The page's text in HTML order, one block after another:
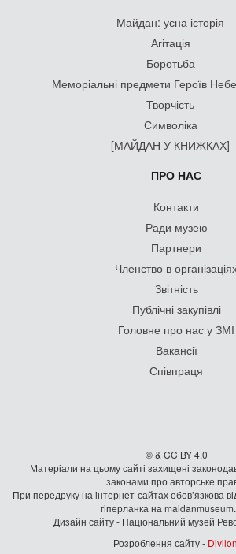
Майдан: усна історія
Агітація
Боротьба
Меморіальні предмети Героїв
Творчість
Символіка
[МАЙДАН У КНИЖКАХ]
ПРО НАС
Контакти
Ради музею
Партнери
Членство в
Звітність
Публічні закупівлі
Головне про нас у ЗМІ
Вакансії
Співпраця
© & CC BY 4.0
Матеріали на цьому сайті захищені
законами про авторське
При передруку на iнтернет-сайтах обов’язкова
гiперланка на
Дизайн сайту - Національний музей
Розроблення сайту - Divilon